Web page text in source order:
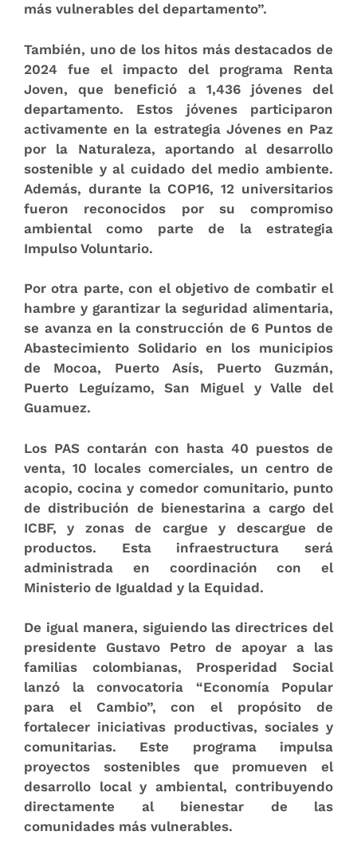
más vulnerables del departamento”.
También, uno de los hitos más destacados de
2024 fue el impacto del programa Renta
Joven, que benefició a 1,436 jóvenes del
departamento. Estos jóvenes participaron
activamente en la estrategia Jóvenes en Paz
por la Naturaleza, aportando al desarrollo
sostenible y al cuidado del medio ambiente.
Además, durante la COP16, 12 universitarios
fueron reconocidos por su compromiso
ambiental como parte de la estrategia
Impulso Voluntario.
Por otra parte, con el objetivo de combatir el
hambre y garantizar la seguridad alimentaria,
se avanza en la construcción de 6 Puntos de
Abastecimiento Solidario en los municipios
de Mocoa, Puerto Asís, Puerto Guzmán,
Puerto Leguízamo, San Miguel y Valle del
Guamuez.
Los PAS contarán con hasta 40 puestos de
venta, 10 locales comerciales, un centro de
acopio, cocina y comedor comunitario, punto
de distribución de bienestarina a cargo del
ICBF, y zonas de cargue y descargue de
productos. Esta infraestructura será
administrada en coordinación con el
Ministerio de Igualdad y la Equidad.
De igual manera, siguiendo las directrices del
presidente Gustavo Petro de apoyar a las
familias colombianas, Prosperidad Social
lanzó la convocatoria “Economía Popular
para el Cambio”, con el propósito de
fortalecer iniciativas productivas, sociales y
comunitarias. Este programa impulsa
proyectos sostenibles que promueven el
desarrollo local y ambiental, contribuyendo
directamente al bienestar de las
comunidades más vulnerables.